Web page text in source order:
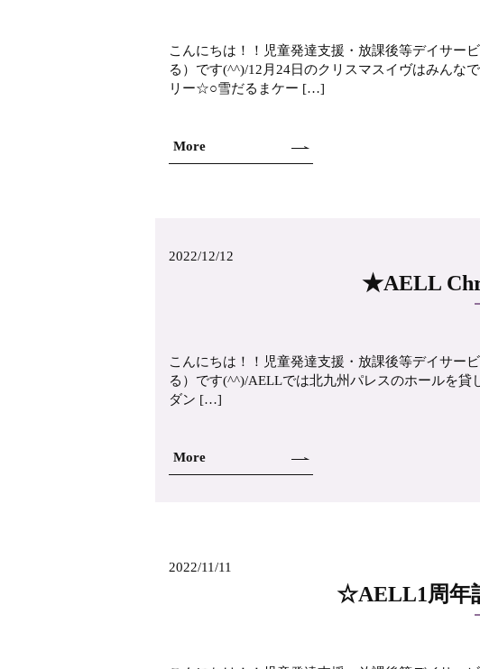
こんにちは！！児童発達支援・放課後等デイサー
る）です(^^)/12月24日のクリスマスイヴはみん
リー☆○雪だるまケー […]
More
2022/12/12
★AELL
こんにちは！！児童発達支援・放課後等デイサー
る）です(^^)/AELLでは北九州パレスのホールを
ダン […]
More
2022/11/11
☆AELL1周年